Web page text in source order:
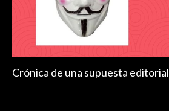
Crónica de una supuesta editorial